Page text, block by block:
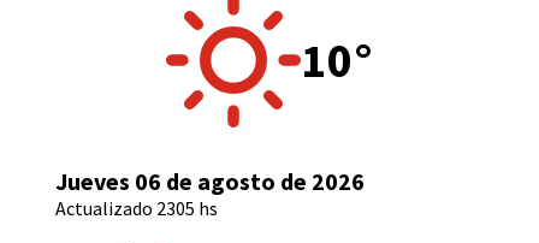
10°
Jueves 06 de agosto de 2026
Actualizado 2305 hs